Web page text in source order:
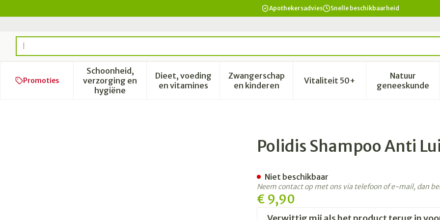
Apothekersadvies Snelle beschikbaarheid
Product, merk, categorie...
Promoties
Schoonheid,
verzorging en
hygiëne
Toon submenu voor Schoonheid, verzorging en hygiëne categorie
Dieet, voeding
en vitaminesToon submenu voor Dieet, voeding en vitamines categorie
Zwangerschap
en kinderenToon submenu voor Zwangerschap en
Vitaliteit 50+Toon submenu voor Vitaliteit
Natuur
geneeskunde
Toon
Polidis Shampoo Anti Luis Tube 80mlPolidis Shampoo Anti
€ 9,90
Niet beschikbaar
Neem contact op met ons via telefoon of e-mail, dan